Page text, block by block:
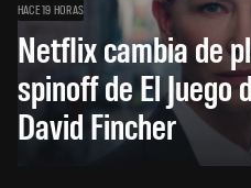
HACE 19 HORAS
Netflix cambia de
spinoff de El Juego
David Fincher